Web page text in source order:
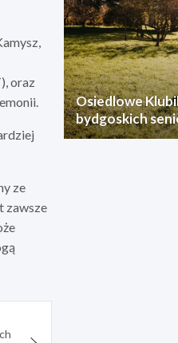
oraz
ze
zawsze
Osiedlowe
bydgoskich